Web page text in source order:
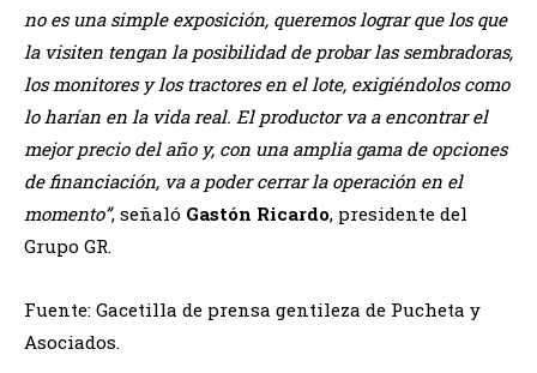
no es una simple exposición, queremos lograr que los que
la visiten tengan la posibilidad de probar las sembradoras,
los monitores y los tractores en el lote, exigiéndolos como
lo harían en la vida real. El productor va a encontrar el
mejor precio del año y, con una amplia gama de opciones
de financiación, va a poder cerrar la operación en el
momento”, señaló Gastón Ricardo, presidente del
Grupo GR.
Fuente: Gacetilla de prensa gentileza de Pucheta y
Asociados.